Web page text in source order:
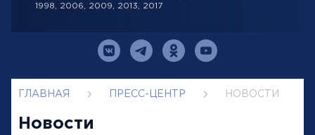
1998, 2006, 2009, 2013, 2017
ГЛАВНАЯ ПРЕСС-ЦЕНТР НОВОСТИ
Новости